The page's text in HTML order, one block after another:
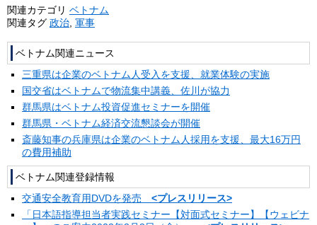
関連カテゴリ ベトナム
関連タグ 政治 軍事
ベトナム関連ニュース
三重県は企業のベトナム人受入を支援、就業体験の実施
国交省はベトナムで物流集中講義、佐川が協力
群馬県はベトナム投資促進セミナーを開催
群馬県・ベトナム経済交流懇談会が開催
斎藤知事の兵庫県は企業のベトナム人採用を支援、最大16万円
の費用補助
ベトナム関連登録情報
交通安全教育用DVDを発売 <プレスリリース>
「日本語指導担当者実践セミナー【対面式セミナー】【ウェビナ